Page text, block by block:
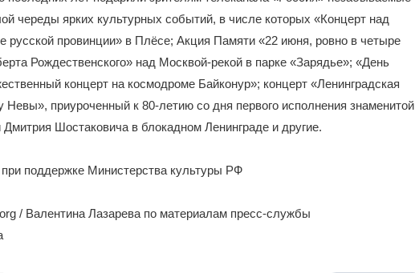
череды ярких культурных событий, в числе которых «Концерт над
русской провинции» в Плёсе; Акция Памяти «22 июня, ровно в четыре
Рождественского» над Москвой-рекой в парке «Зарядье»; «День
концерт на космодроме Байконур»; концерт «Ленинградская
Невы», приуроченный к 80-летию со дня первого исполнения знаменитой
Шостаковича в блокадном Ленинграде и другие.
поддержке Министерства культуры РФ
/ Валентина Лазарева по материалам пресс-службы